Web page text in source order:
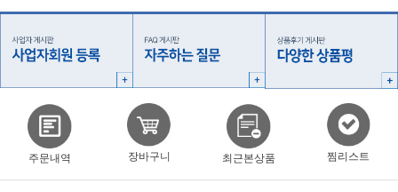
주문내역 장바구니 최근본상품 찜리스트